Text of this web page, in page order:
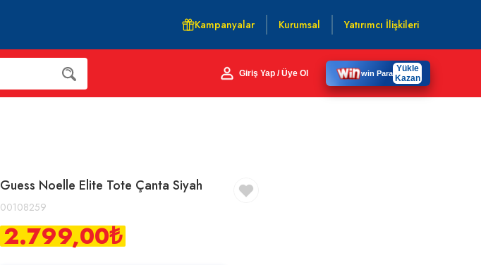
Kampanyalar Kurumsal Yatırımcı İlişkileri
Giriş Yap / Üye Ol win Para Yükle
Kazan
Guess Noelle Elite Tote Çanta Siyah
00108259
2.799,00₺